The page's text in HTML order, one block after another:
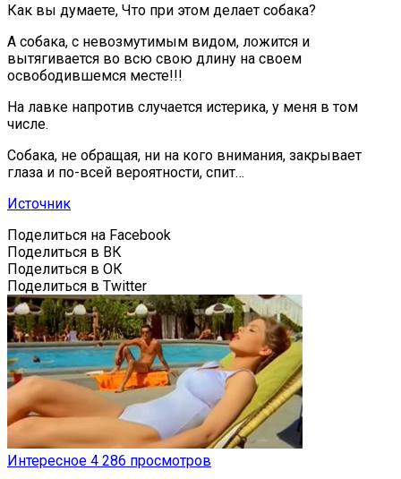
Как вы думаете, Что при этом делает собака?
А собака, с невозмутимым видом, ложится и
вытягивается во всю свою длину на своем
освободившемся месте!!!
На лавке напротив случается истерика, у меня в том
числе.
Собака, не обращая, ни на кого внимания, закрывает
глаза и по-всей вероятности, спит…
Источник
Поделиться на Facebook
Поделиться в ВК
Поделиться в ОК
Поделиться в Twitter
Интересное 4 286 просмотров